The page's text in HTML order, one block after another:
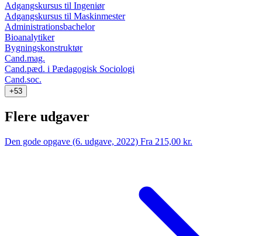
Adgangskursus til Ingeniør
Adgangskursus til Maskinmester
Administrationsbachelor
Bioanalytiker
Bygningskonstruktør
Cand.mag.
Cand.pæd. i Pædagogisk Sociologi
Cand.soc.
+53
Flere udgaver
Den gode opgave (6. udgave, 2022) Fra 215,00 kr.